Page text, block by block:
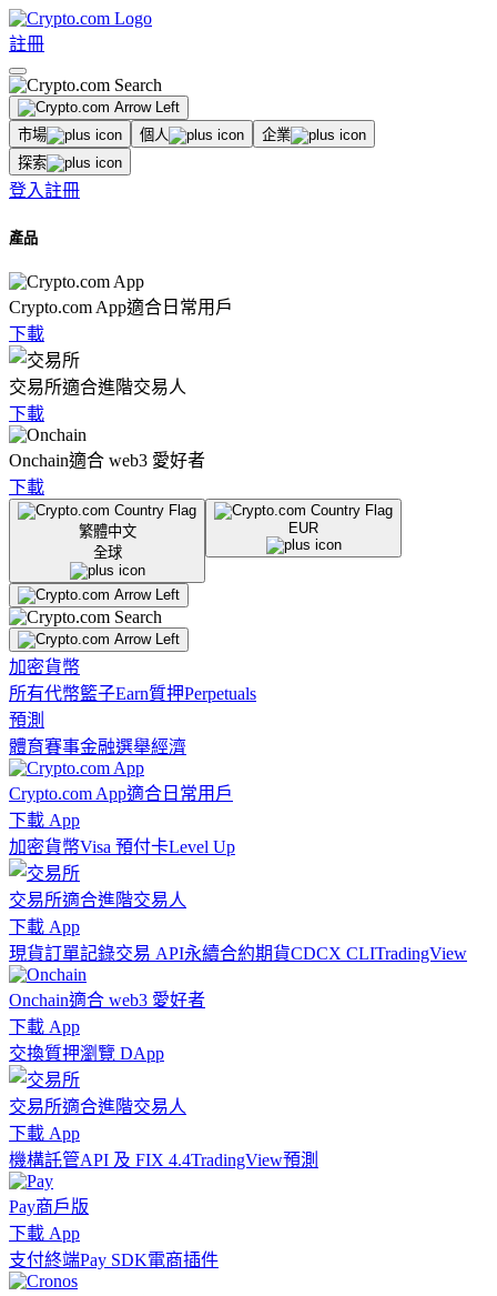
註冊
市場 個人
企業
探索
登入註冊
產品
Crypto.com App適合日常用戶
下載
交易所適合進階交易人
下載
Onchain適合 web3 愛好者
下載
繁體中文
全球
EUR
加密貨幣
所有代幣籃子Earn質押Perpetuals
預測
體育賽事金融選舉經濟
Crypto.com App適合日常用戶
下載 App
加密貨幣Visa 預付卡Level Up
交易所適合進階交易人
下載 App
現貨訂單記錄交易 API永續合約期貨CDCX CLITradingView
Onchain適合 web3 愛好者
下載 App
交換質押瀏覽 DApp
交易所適合進階交易人
下載 App
機構託管API 及 FIX 4.4TradingView預測
Pay商戶版
下載 App
支付終端Pay SDK電商插件